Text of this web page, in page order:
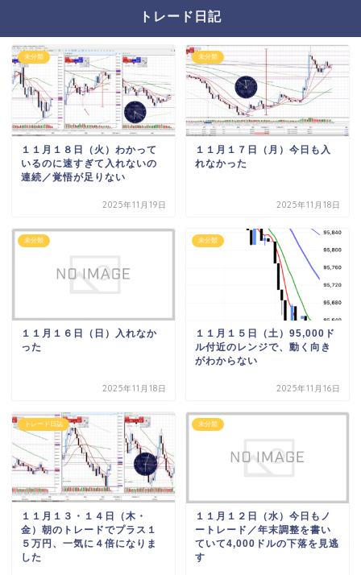
トレード日記
未分類
１１月１８日（火）わかって
いるのに速すぎて入れないの
連続／覚悟が足りない
2025年11月19日
未分類
１１月１７日（月）今日も入
れなかった
2025年11月18日
未分類
１１月１６日（日）入れなか
った
2025年11月18日
未分類
１１月１５日（土）95,000ド
ル付近のレンジで、動く向き
がわからない
2025年11月16日
トレード日誌
１１月１３・１４日（木・
金）朝のトレードでプラス１
５万円、一気に４倍になりま
した
未分類
１１月１２日（水）今日もノ
ートレード／年末調整を書い
ていて4,000ドルの下落を見逃
す